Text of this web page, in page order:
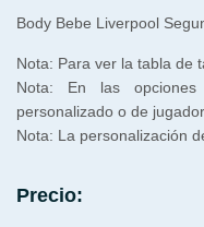
Body Bebe Liverpool
Nota: Para ver la tabla de
Nota: En las
personalizado o de
Nota: La personalización
Precio: